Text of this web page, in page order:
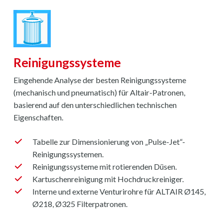
Reinigungssysteme
Eingehende Analyse der besten Reinigungssysteme
(mechanisch und pneumatisch) für Altair-Patronen,
basierend auf den unterschiedlichen technischen
Eigenschaften.
Tabelle zur Dimensionierung von „Pulse-Jet“-
Reinigungssystemen.
Reinigungssysteme mit rotierenden Düsen.
Kartuschenreinigung mit Hochdruckreiniger.
Interne und externe Venturirohre für ALTAIR Ø145,
Ø218, Ø325 Filterpatronen.